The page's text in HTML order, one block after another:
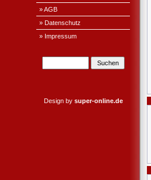
» AGB
» Datenschutz
» Impressum
Design by super-online.de